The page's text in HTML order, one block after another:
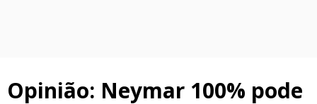
Opinião: Neymar 100% pode